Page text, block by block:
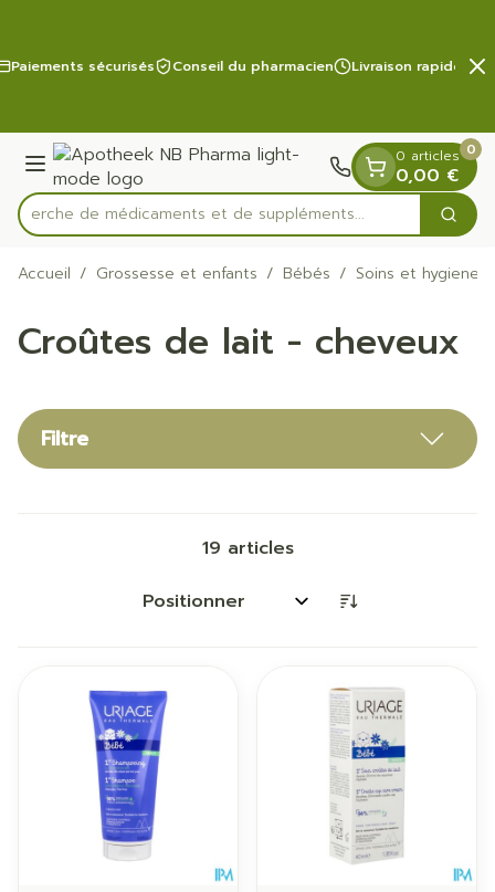
Paiements sécurisés Conseil du pharmacien Livraison rapide
Menu
Rechercher
Recherche de médicaments et de supplém
0 articles
0,00 €
0
Accueil / Grossesse et enfants / Bébés / Soins et hygiene
Croûtes de lait - cheveux
Filtre
19 articles
Trier par: